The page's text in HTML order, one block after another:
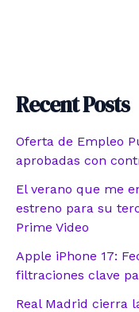
Recent Posts
Oferta de Empleo
aprobadas con
El verano que me
estreno para su
Prime Video
Apple iPhone 17:
filtraciones clave
Real Madrid cierra